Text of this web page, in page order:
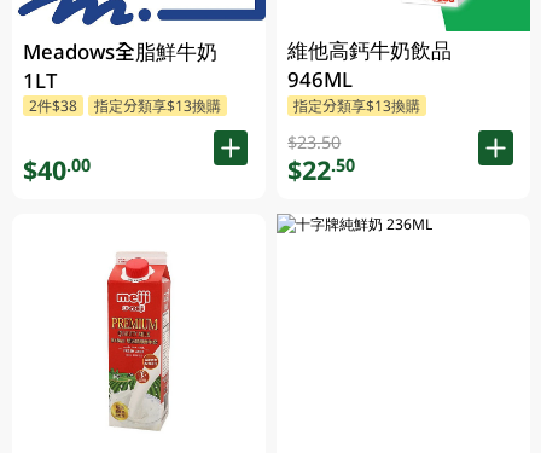
Meadows全脂鮮牛奶
1LT
2件$38 指定分類享$13換購
$40.00
維他高鈣牛奶飲品
946ML
指定分類享$13換購
$23.50
$22.50